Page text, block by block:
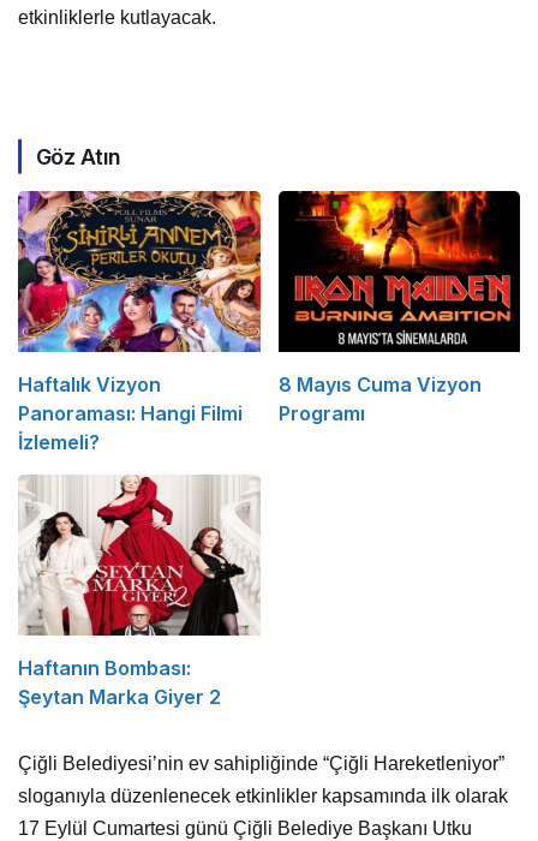
etkinliklerle kutlayacak.
Göz Atın
Haftalık Vizyon
Panoraması: Hangi Filmi
İzlemeli?
8 Mayıs Cuma Vizyon
Programı
Haftanın Bombası:
Şeytan Marka Giyer 2
Çiğli Belediyesi’nin ev sahipliğinde “Çiğli Hareketleniyor”
sloganıyla düzenlenecek etkinlikler kapsamında ilk olarak
17 Eylül Cumartesi günü Çiğli Belediye Başkanı Utku